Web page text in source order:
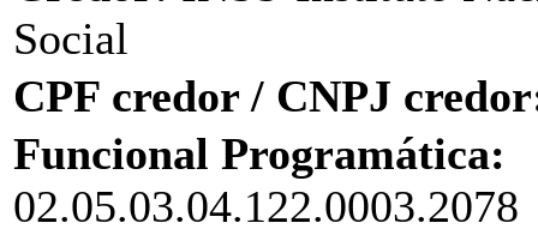
Social
CPF credor / CNPJ
Funcional Programática:
02.05.03.04.122.0003.2078